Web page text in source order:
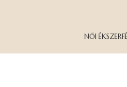
NŐI ÉKSZER